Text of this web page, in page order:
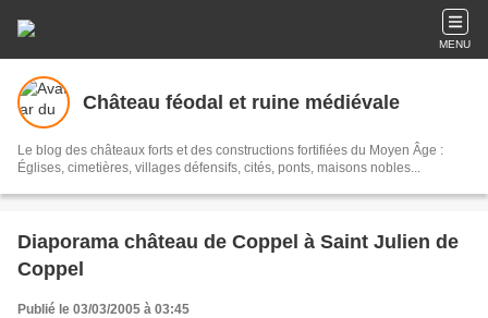
MENU
Château féodal et ruine médiévale
Le blog des châteaux forts et des constructions fortifiées du Moyen Âge :
Églises, cimetières, villages défensifs, cités, ponts, maisons nobles...
Diaporama château de Coppel à Saint Julien de
Coppel
Publié le 03/03/2005 à 03:45